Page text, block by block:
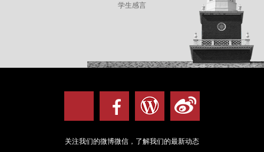
学生感言
关注我们的微博微信，了解我们的最新动态